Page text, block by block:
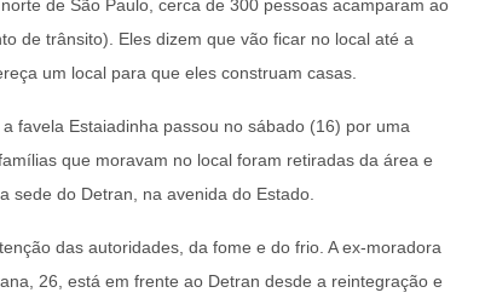
de São Paulo, cerca de 300 pessoas acamparam ao
de trânsito). Eles dizem que vão ficar no local até a
um local para que eles construam casas.
favela Estaiadinha passou no sábado (16) por uma
que moravam no local foram retiradas da área e
sede do Detran, na avenida do Estado.
das autoridades, da fome e do frio. A ex-moradora
26, está em frente ao Detran desde a reintegração e